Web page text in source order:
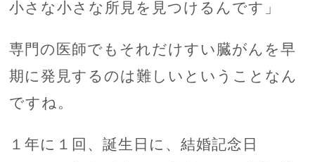
小さな小さな所見を見つけるんです」
専門の医師でもそれだけすい臓がんを早
期に発見するのは難しいということなん
ですね。
１年に１回、誕生日に、結婚記念日